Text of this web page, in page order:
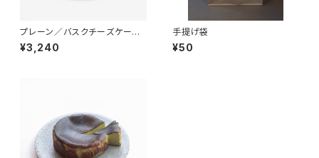
プレーン／バスクチーズケーキ
（冷凍）
¥3,240
手提げ袋
¥50